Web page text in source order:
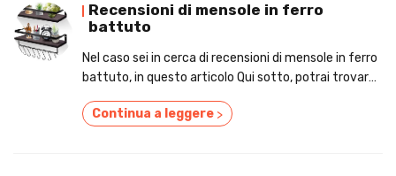
Recensioni di mensole in ferro
battuto
Nel caso sei in cerca di recensioni di mensole in ferro
battuto, in questo articolo Qui sotto, potrai trovare
Continua a leggere >